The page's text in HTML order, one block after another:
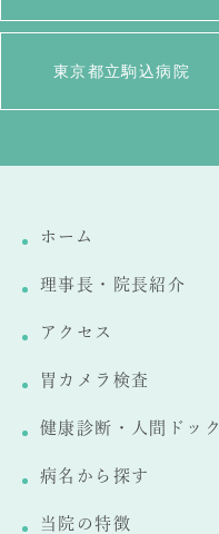
東京都立駒込病院
ホーム
理事長・院長紹介
アクセス
胃カメラ検査
健康診断・人間ドック
病名から探す
当院の特徴